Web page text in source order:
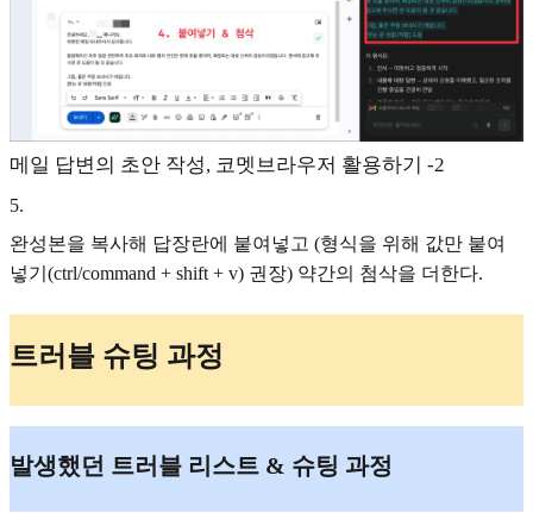
메일 답변의 초안 작성, 코멧브라우저 활용하기 -2
5.
완성본을 복사해 답장란에 붙여넣고 (형식을 위해 값만 붙여
넣기(ctrl/command + shift + v) 권장) 약간의 첨삭을 더한다.
트러블 슈팅 과정
발생했던 트러블 리스트 & 슈팅 과정